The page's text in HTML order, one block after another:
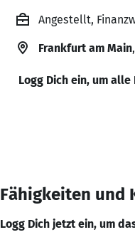
Angestellt,
Frankfurt am Main
Logg Dich ein, um alle
Fähigkeiten und
Logg Dich jetzt ein, um